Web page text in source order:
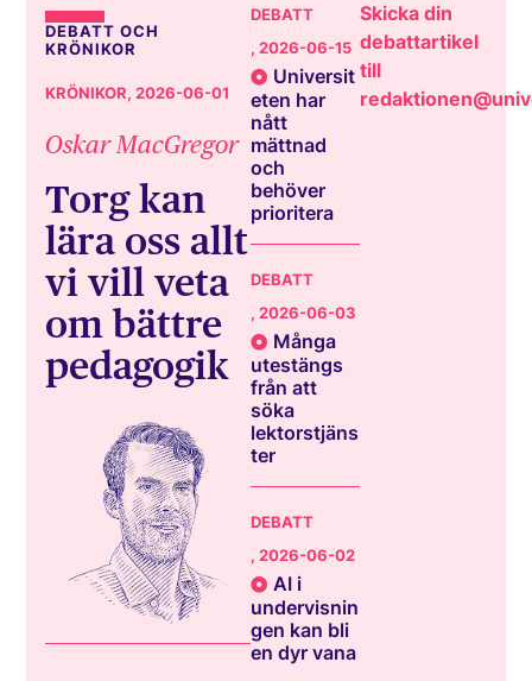
DEBATT OCH
KRÖNIKOR
KRÖNIKOR, 2026-06-01
Oskar MacGregor
Torg kan
lära oss allt
vi vill veta
om bättre
pedagogik
DEBATT
, 2026-06-15
Universit
eten har
nått
mättnad
och
behöver
prioritera
DEBATT
, 2026-06-03
Många
utestängs
från att
söka
lektorstjäns
ter
DEBATT
, 2026-06-02
AI i
undervisnin
gen kan bli
en dyr vana
Skicka din
debattartikel
till